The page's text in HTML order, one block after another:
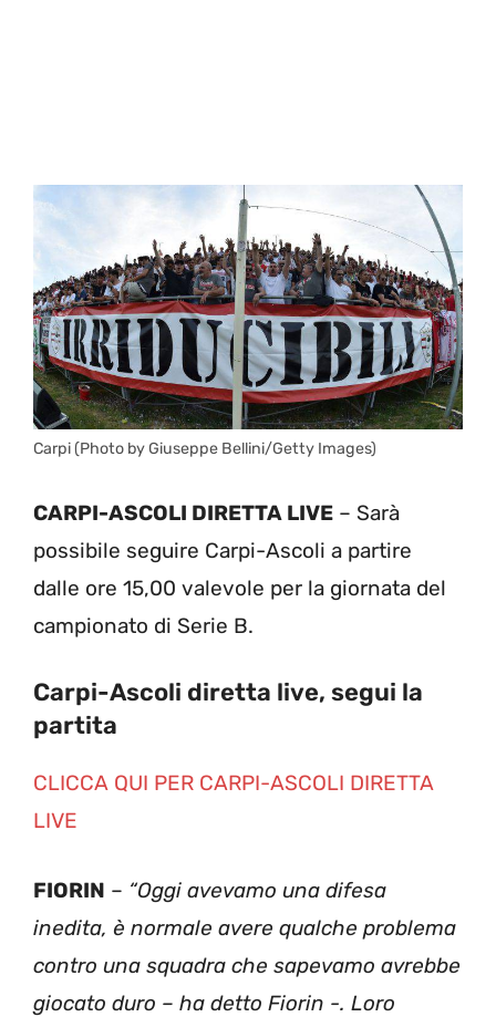
Carpi (Photo by Giuseppe Bellini/Getty Images)
CARPI-ASCOLI DIRETTA LIVE – Sarà
possibile seguire Carpi-Ascoli a partire
dalle ore 15,00 valevole per la giornata del
campionato di Serie B.
Carpi-Ascoli diretta live, segui la
partita
CLICCA QUI PER CARPI-ASCOLI DIRETTA
LIVE
FIORIN – “Oggi avevamo una difesa
inedita, è normale avere qualche problema
contro una squadra che sapevamo avrebbe
giocato duro – ha detto Fiorin -. Loro